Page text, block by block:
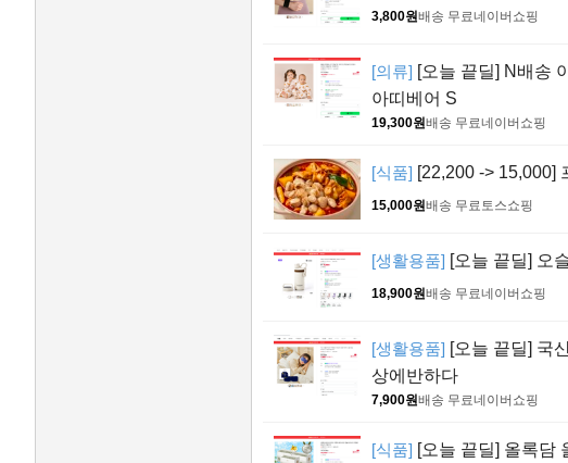
3,800원배송 무료네이버쇼핑
[의류] [오늘 끝딜] N배송
아띠베어 S
19,300원배송 무료네이버쇼핑
[식품] [22,200 -> 15,000]
15,000원배송 무료 토스쇼핑
[생활용품] [오늘 끝딜] 오
18,900원배송 무료네이버쇼핑
[생활용품] [오늘 끝딜] 국
상에반하다
7,900원배송 무료네이버쇼핑
[식품] [오늘 끝딜] 올록담